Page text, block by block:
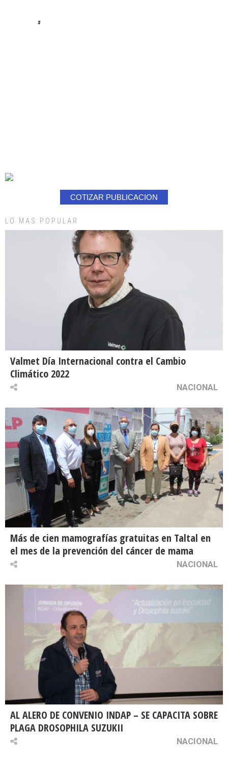
#
COTIZAR PUBLICACION
LO MAS POPULAR
Valmet Día Internacional contra el Cambio
Climático 2022
NACIONAL
Más de cien mamografías gratuitas en Taltal en
el mes de la prevención del cáncer de mama
NACIONAL
AL ALERO DE CONVENIO INDAP – SE CAPACITA SOBRE
PLAGA DROSOPHILA SUZUKII
NACIONAL